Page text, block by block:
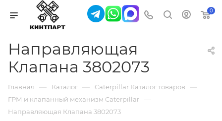
0
Направляющая
Клапана 3802073
Главная — Каталог — Caterpillar Каталог товаров —
ГРМ и клапанный механизм Caterpillar —
Направляющая Клапана 3802073